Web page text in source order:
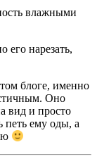
влажными
его нарезать,
блоге, именно
Оно
вид и просто
петь ему оды, а